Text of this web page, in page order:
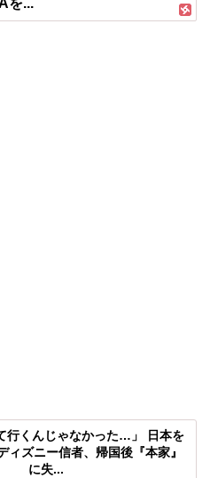
を...
行くんじゃなかった…」 日本を
ィズニー信者、帰国後『本家』
に失...